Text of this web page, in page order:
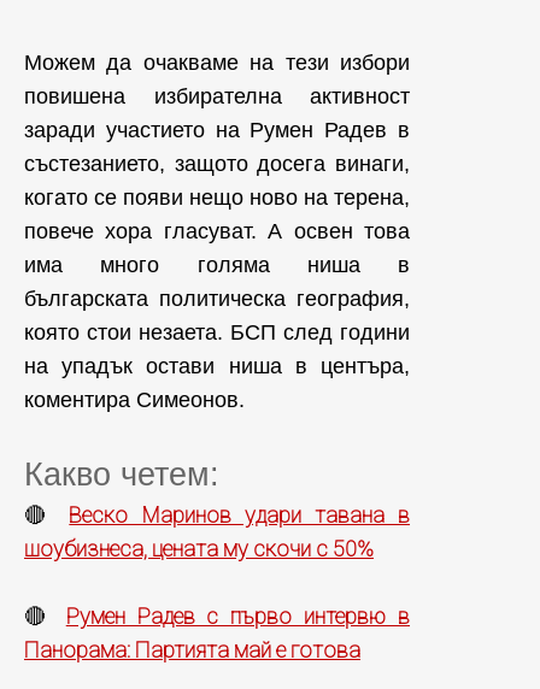
Можем да очакваме на тези избори
повишена избирателна активност
заради участието на Румен Радев в
състезанието, защото досега винаги,
когато се появи нещо ново на терена,
повече хора гласуват. А освен това
има много голяма ниша в
българската политическа география,
която стои незаета. БСП след години
на упадък остави ниша в центъра,
коментира Симеонов.
Какво четем:
🔴 Веско Маринов удари тавана в
шоубизнеса, цената му скочи с 50%
🔴 Румен Радев с първо интервю в
Панорама: Партията май е готова